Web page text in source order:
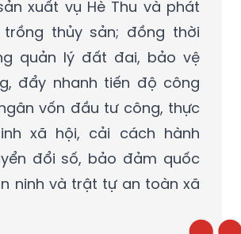
xuất vụ Hè Thu và phát
trồng thủy sản; đồng thời
quản lý đất đai, bảo vệ
đẩy nhanh tiến độ công
vốn đầu tư công, thực
xã hội, cải cách hành
đổi số, bảo đảm quốc
ninh và trật tự an toàn xã